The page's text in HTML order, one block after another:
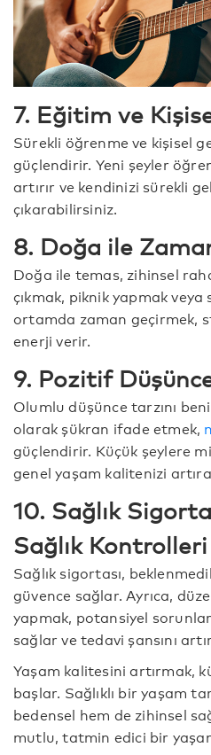
7. Eğitim ve
Sürekli öğrenme ve kişisel
güçlendirir. Yeni şeyler
artırır ve kendinizi sürekli
çıkarabilirsiniz.
8. Doğa ile
Doğa ile temas, zihinsel
çıkmak, piknik yapmak
ortamda zaman geçirmek,
enerji verir.
9. Pozitif
Olumlu düşünce tarzını
olarak şükran ifade etmek,
güçlendirir. Küçük şeylere
genel yaşam kalitenizi
10. Sağlık
Sağlık Kontrolleri
Sağlık sigortası,
güvence sağlar. Ayrıca,
yapmak, potansiyel
sağlar ve tedavi şansını
Yaşam kalitesini artırmak,
başlar. Sağlıklı bir yaşam
bedensel hem de zihinsel
mutlu, tatmin edici bir